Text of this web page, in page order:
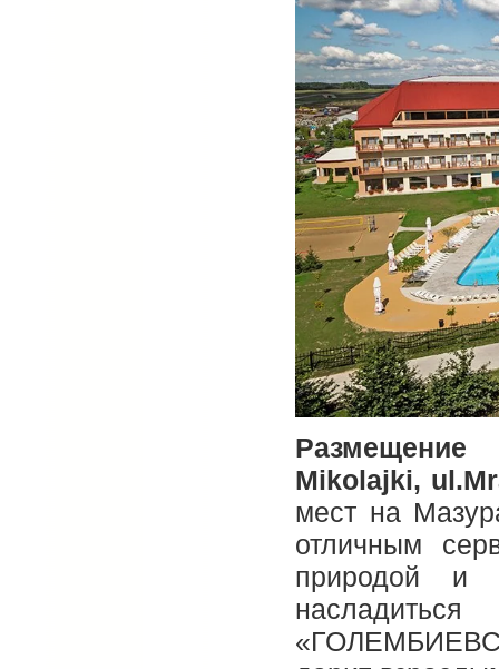
Mikolajki,
мест на
отличным
природой и